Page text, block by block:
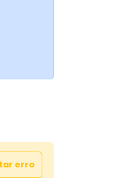
erro